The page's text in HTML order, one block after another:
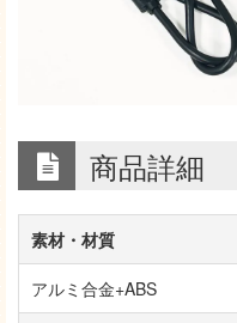
商品詳細
素材・材質
アルミ合金+ABS